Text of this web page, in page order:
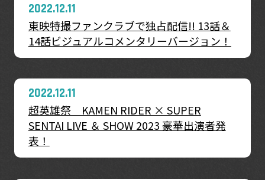
2022.12.11
東映特撮ファンクラブで独占配信!! 13話＆
14話ビジュアルコメンタリーバージョン！
2022.12.11
超英雄祭 KAMEN RIDER × SUPER
SENTAI LIVE ＆ SHOW 2023 豪華出演者発
表！